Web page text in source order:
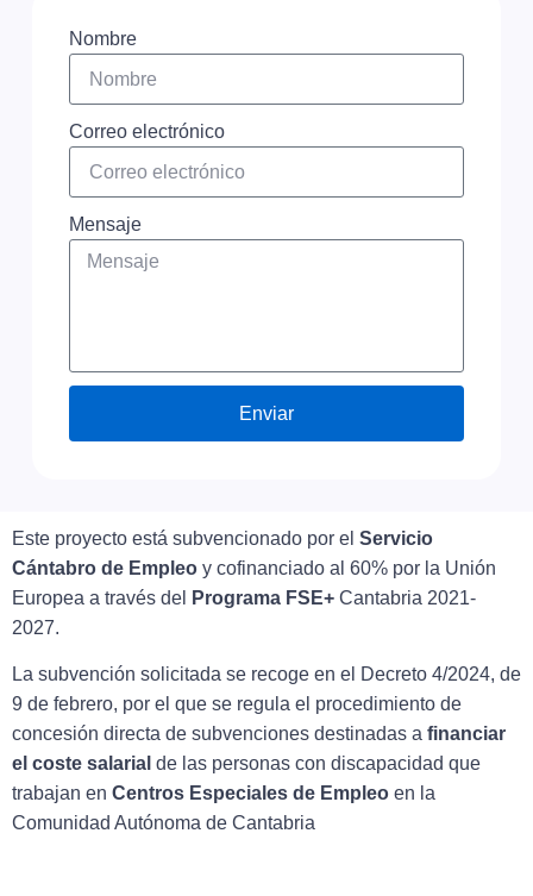
Nombre
Correo electrónico
Mensaje
Enviar
Este proyecto está subvencionado por el Servicio
Cántabro de Empleo y cofinanciado al 60% por la Unión
Europea a través del
Programa FSE+ Cantabria 2021-
2027.
La subvención solicitada se recoge en el Decreto 4/2024, de
9 de febrero, por el que se regula el procedimiento de
concesión directa de subvenciones destinadas a financiar
el coste salarial de las personas con discapacidad que
trabajan en Centros Especiales de Empleo en la
Comunidad Autónoma de Cantabria